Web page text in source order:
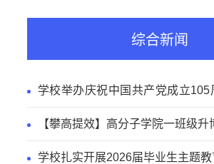
综合新闻
学校举办庆祝中国共产党成立105
【攀高提效】高分子学院一班级升
学校扎实开展2026届毕业生主题